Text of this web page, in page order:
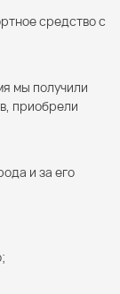
средство с
мы получили
приобрели
и за его